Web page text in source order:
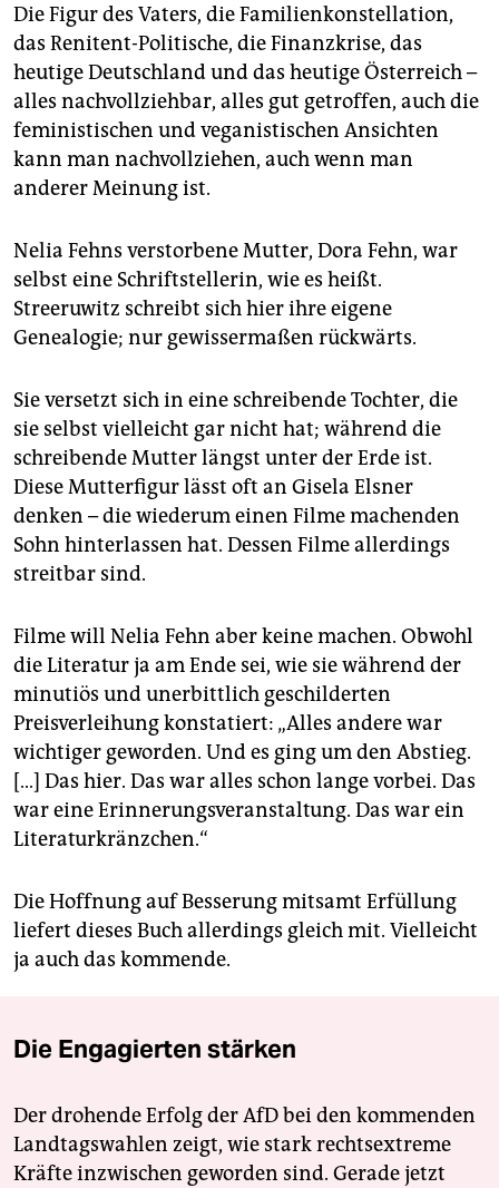
Die Figur des Vaters, die Familienkonstellation,
das Renitent-Politische, die Finanzkrise, das
heutige Deutschland und das heutige Österreich –
alles nachvollziehbar, alles gut getroffen, auch die
feministischen und veganistischen Ansichten
kann man nachvollziehen, auch wenn man
anderer Meinung ist.
Nelia Fehns verstorbene Mutter, Dora Fehn, war
selbst eine Schriftstellerin, wie es heißt.
Streeruwitz schreibt sich hier ihre eigene
Genealogie; nur gewissermaßen rückwärts.
Sie versetzt sich in eine schreibende Tochter, die
sie selbst vielleicht gar nicht hat; während die
schreibende Mutter längst unter der Erde ist.
Diese Mutterfigur lässt oft an Gisela Elsner
denken – die wiederum einen Filme machenden
Sohn hinterlassen hat. Dessen Filme allerdings
streitbar sind.
Filme will Nelia Fehn aber keine machen. Obwohl
die Literatur ja am Ende sei, wie sie während der
minutiös und unerbittlich geschilderten
Preisverleihung konstatiert: „Alles andere war
wichtiger geworden. Und es ging um den Abstieg.
[…] Das hier. Das war alles schon lange vorbei. Das
war eine Erinnerungsveranstaltung. Das war ein
Literaturkränzchen.“
Die Hoffnung auf Besserung mitsamt Erfüllung
liefert dieses Buch allerdings gleich mit. Vielleicht
ja auch das kommende.
Die Engagierten stärken
Der drohende Erfolg der AfD bei den kommenden
Landtagswahlen zeigt, wie stark rechtsextreme
Kräfte inzwischen geworden sind. Gerade jetzt